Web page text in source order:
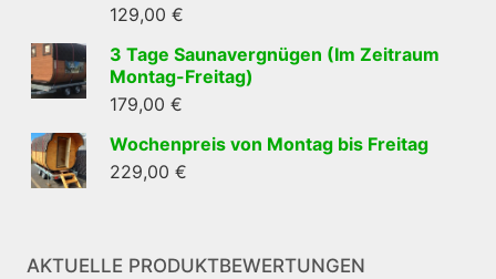
129,00€
3 Tage Saunavergnügen (Im Zeitraum
Montag-Freitag)
179,00€
Wochenpreis von Montag bis Freitag
229,00€
AKTUELLE PRODUKTBEWERTUNGEN